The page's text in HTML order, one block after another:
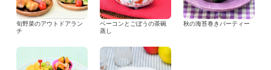
旬野菜のアウトドアラン
チ
ベーコンとごぼうの茶碗
蒸し
秋の海苔巻きパーティー